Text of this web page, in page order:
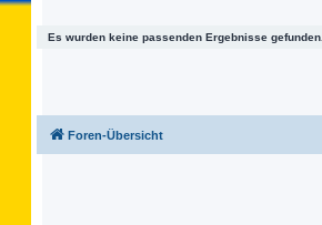
Es wurden keine passenden Ergebnisse gefunden.
Foren-Übersicht